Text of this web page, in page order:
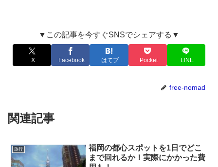
▼この記事を今すぐSNSでシェアする▼
X Facebook はてブ Pocket LINE
free-nomad
関連記事
旅行
福岡の都心スポットを1日でどこ
まで回れるか！実際にかかった費